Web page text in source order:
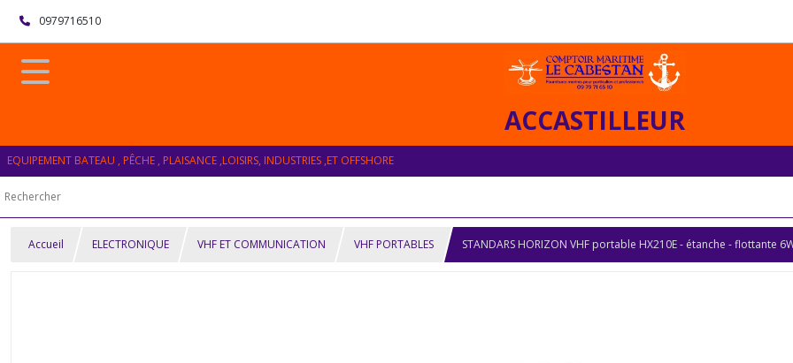
0979716510
ACCASTILLEUR
EQUIPEMENT BATEAU , PÊCHE , PLAISANCE ,LOISIRS, INDUSTRIES ,ET OFFSHORE
Accueil ELECTRONIQUE VHF ET COMMUNICATION VHF PORTABLES STANDARS HORIZON VHF portable HX210E - étanche - flottante